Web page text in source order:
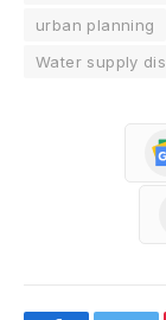
urban planning
Water supply